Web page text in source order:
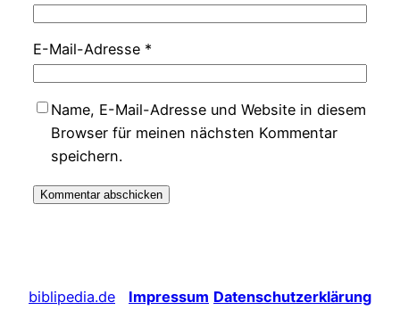
E-Mail-Adresse *
Name, E-Mail-Adresse und Website in diesem
Browser für meinen nächsten Kommentar
speichern.
biblipedia.de Impressum Datenschutzerklärung